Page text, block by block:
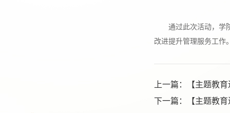
通过此次活动，学
改进提升管理服务工作
上一篇：
【主题教
下一篇：
【主题教